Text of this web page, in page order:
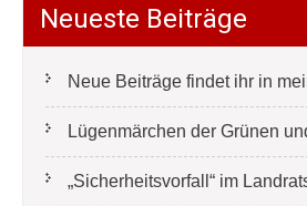
Neueste Beiträge
Neue Beiträge findet ihr in
Lügenmärchen der Grünen
„Sicherheitsvorfall“ im